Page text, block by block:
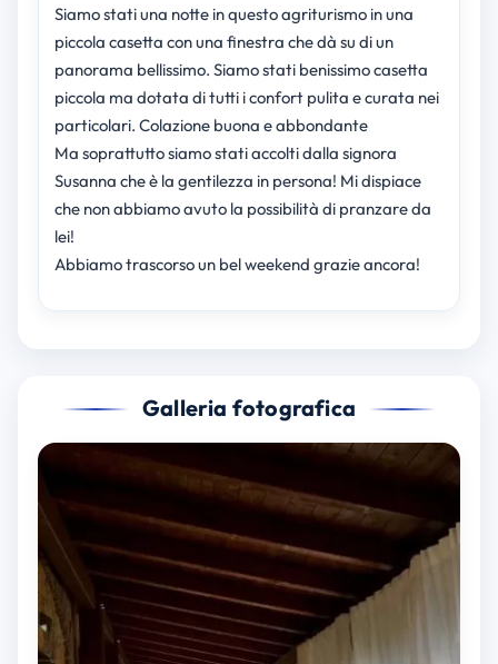
Siamo stati una notte in questo agriturismo in una
piccola casetta con una finestra che dà su di un
panorama bellissimo. Siamo stati benissimo casetta
piccola ma dotata di tutti i confort pulita e curata nei
particolari. Colazione buona e abbondante
Ma soprattutto siamo stati accolti dalla signora
Susanna che è la gentilezza in persona! Mi dispiace
che non abbiamo avuto la possibilità di pranzare da
lei!
Abbiamo trascorso un bel weekend grazie ancora!
Galleria fotografica